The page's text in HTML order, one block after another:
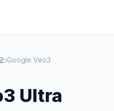
›Google Veo3
Ultra